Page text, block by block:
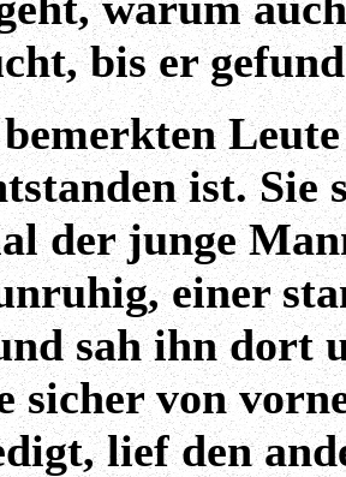
bis er
ist. Sie
der junge
einer
sah ihn dort
sicher von
lief den